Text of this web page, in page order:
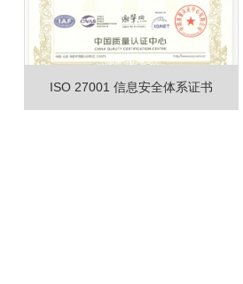
ISO 27001 信息安全体系证书